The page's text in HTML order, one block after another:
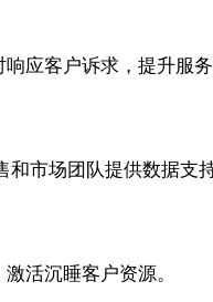
应客户诉求，提升服务
市场团队提供数据支持
活沉睡客户资源。